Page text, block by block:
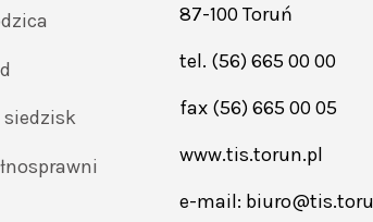
siedzisk
87-100 Toruń
tel. (56) 665 00 00
fax (56) 665 00 05
www.tis.torun.pl
e-mail: